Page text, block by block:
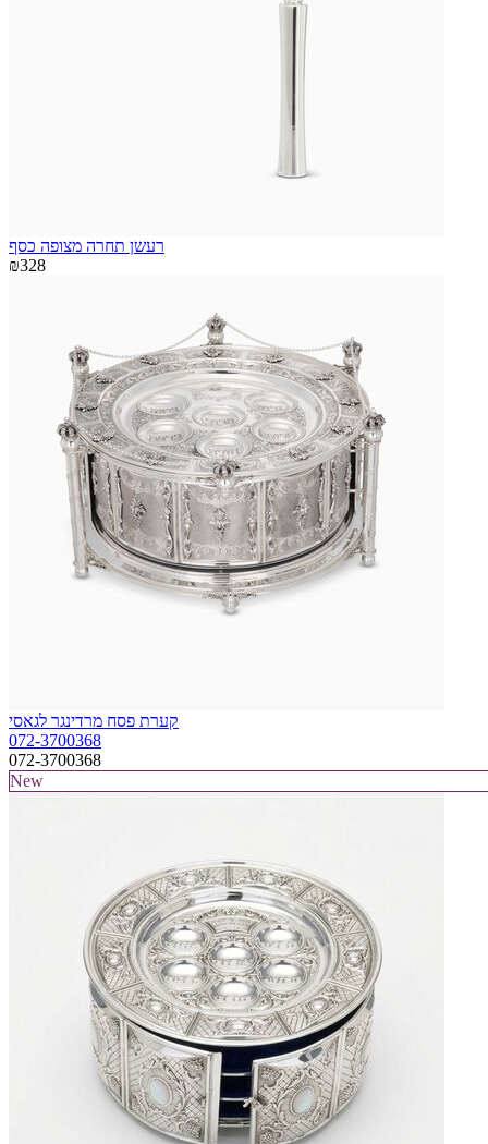
רעשן תחרה מצופה כסף
₪328
קערת פסח מרדינגר לגאסי
072-3700368
072-3700368
New